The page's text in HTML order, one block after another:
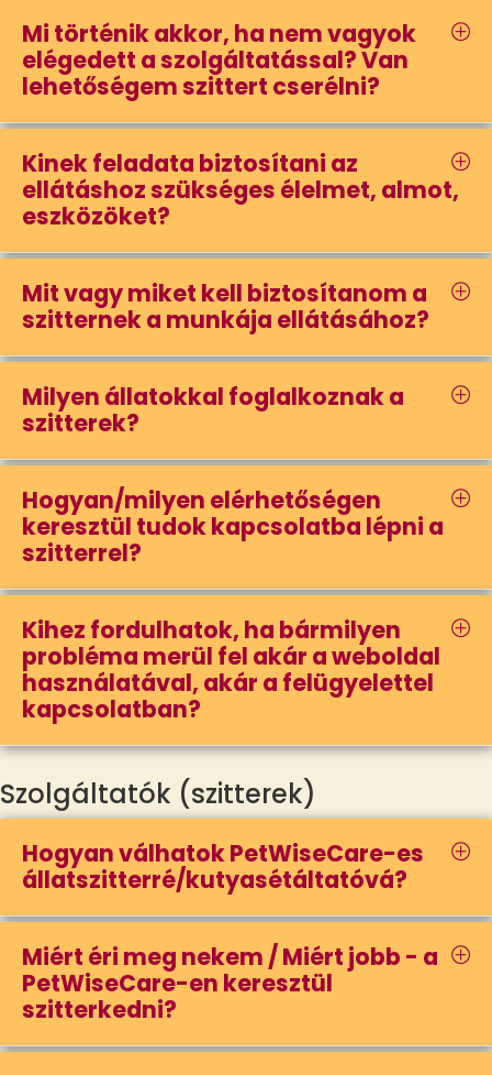
Mi történik akkor, ha nem vagyok
elégedett a szolgáltatással? Van
lehetőségem szittert cserélni?
Kinek feladata biztosítani az
ellátáshoz szükséges élelmet, almot,
eszközöket?
Mit vagy miket kell biztosítanom a
szitternek a munkája ellátásához?
Milyen állatokkal foglalkoznak a
szitterek?
Hogyan/milyen elérhetőségen
keresztül tudok kapcsolatba lépni a
szitterrel?
Kihez fordulhatok, ha bármilyen
probléma merül fel akár a weboldal
használatával, akár a felügyelettel
kapcsolatban?
Szolgáltatók (szitterek)
Hogyan válhatok PetWiseCare-es
állatszitterré/kutyasétáltatóvá?
Miért éri meg nekem / Miért jobb - a
PetWiseCare-en keresztül
szitterkedni?